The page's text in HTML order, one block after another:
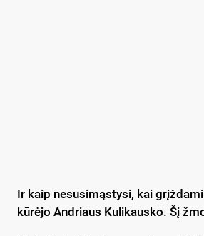
Ir kaip nesusimąstysi, kai
kūrėjo Andriaus Kulikausko. Šį